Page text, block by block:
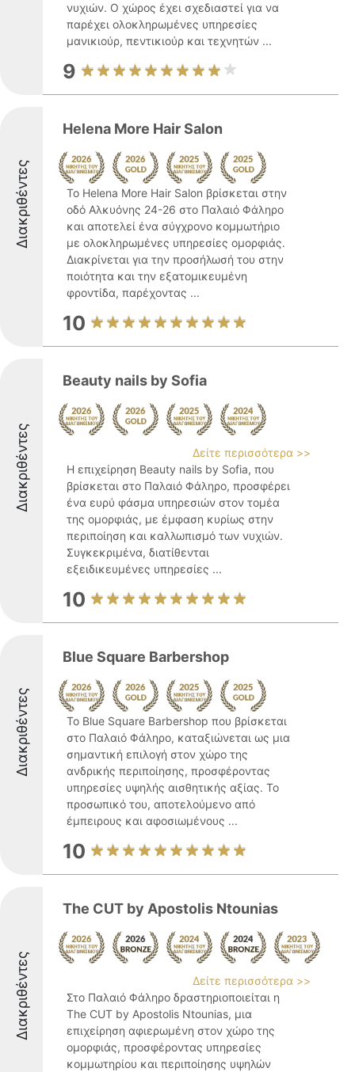
νυχιών. Ο χώρος έχει σχεδιαστεί για να
παρέχει ολοκληρωμένες υπηρεσίες
μανικιούρ, πεντικιούρ και τεχνητών ...
9
Διακριθέντες
Helena More Hair Salon
Το Helena More Hair Salon βρίσκεται στην
οδό Αλκυόνης 24-26 στο Παλαιό Φάληρο
και αποτελεί ένα σύγχρονο κομμωτήριο
με ολοκληρωμένες υπηρεσίες ομορφιάς.
Διακρίνεται για την προσήλωσή του στην
ποιότητα και την εξατομικευμένη
φροντίδα, παρέχοντας ...
10
Διακριθέντες
Beauty nails by Sofia
Δείτε περισσότερα >>
Η επιχείρηση Beauty nails by Sofia, που
βρίσκεται στο Παλαιό Φάληρο, προσφέρει
ένα ευρύ φάσμα υπηρεσιών στον τομέα
της ομορφιάς, με έμφαση κυρίως στην
περιποίηση και καλλωπισμό των νυχιών.
Συγκεκριμένα, διατίθενται
εξειδικευμένες υπηρεσίες ...
10
Διακριθέντες
Blue Square Barbershop
Το Blue Square Barbershop που βρίσκεται
στο Παλαιό Φάληρο, καταξιώνεται ως μια
σημαντική επιλογή στον χώρο της
ανδρικής περιποίησης, προσφέροντας
υπηρεσίες υψηλής αισθητικής αξίας. Το
προσωπικό του, αποτελούμενο από
έμπειρους και αφοσιωμένους ...
10
Διακριθέντες
The CUT by Apostolis Ntounias
Δείτε περισσότερα >>
Στο Παλαιό Φάληρο δραστηριοποιείται η
The CUT by Apostolis Ntounias, μια
επιχείρηση αφιερωμένη στον χώρο της
ομορφιάς, προσφέροντας υπηρεσίες
κομμωτηρίου και περιποίησης υψηλών